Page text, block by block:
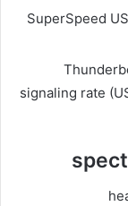
SuperSpeed
signaling rate